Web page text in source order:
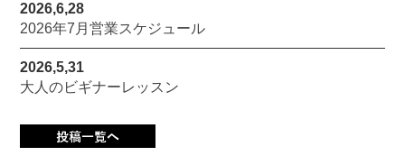
2026,6,28
2026年7月営業スケジュール
2026,5,31
大人のビギナーレッスン